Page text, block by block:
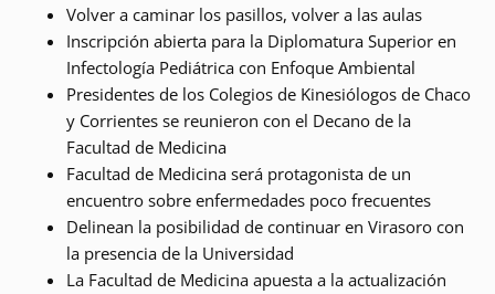
Volver a caminar los pasillos, volver a las aulas
Inscripción abierta para la Diplomatura Superior en
Infectología Pediátrica con Enfoque Ambiental
Presidentes de los Colegios de Kinesiólogos de Chaco
y Corrientes se reunieron con el Decano de la
Facultad de Medicina
Facultad de Medicina será protagonista de un
encuentro sobre enfermedades poco frecuentes
Delinean la posibilidad de continuar en Virasoro con
la presencia de la Universidad
La Facultad de Medicina apuesta a la actualización